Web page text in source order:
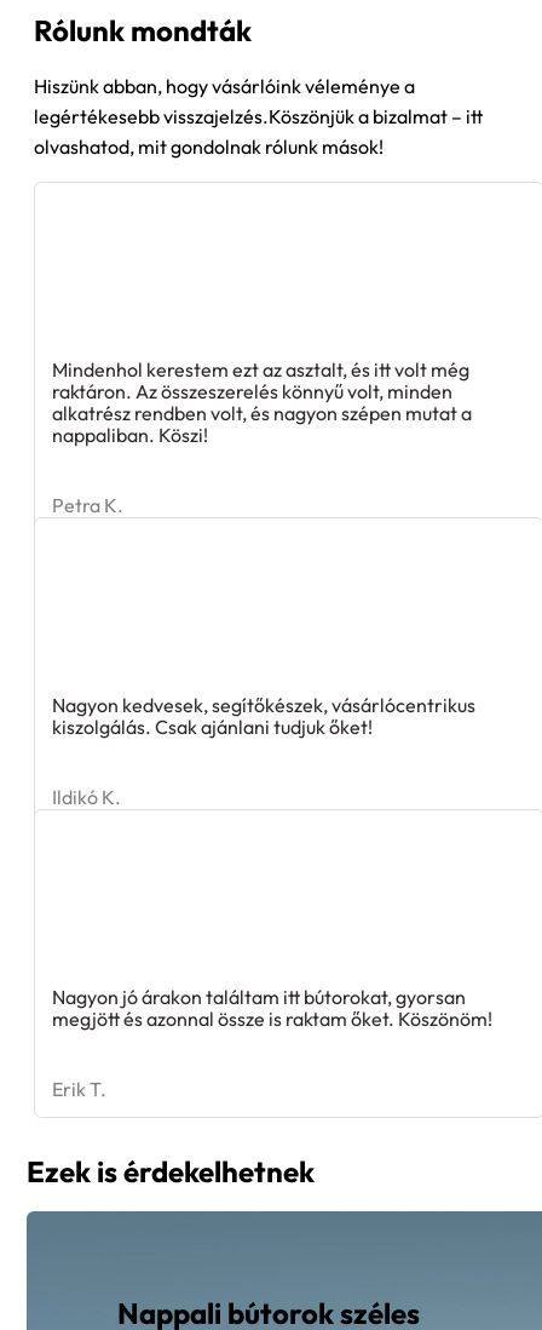
legértékesebb visszajelzés.Köszönjük a bizalmat – itt
olvashatod, mit gondolnak rólunk mások!
raktáron. Az összeszerelés könnyű volt, minden
alkatrész rendben volt, és nagyon szépen mutat a
nappaliban. Köszi!
kiszolgálás. Csak ajánlani tudjuk őket!
megjött és azonnal össze is raktam őket. Köszönöm!
választéka!